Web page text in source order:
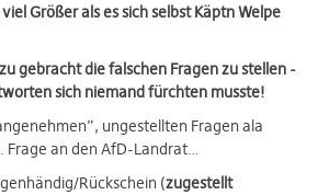
Größer als es sich selbst Käptn Welpe
gebracht die falschen Fragen zu stellen -
sich niemand fürchten musste!
ungestellten Fragen ala
Frage an den AfD-Landrat…
Rückschein (zugestellt